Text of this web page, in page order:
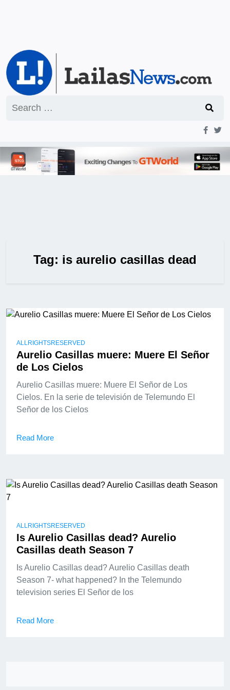
for:
Tag: is aurelio casillas dead
ALLRIGHTSRESERVED
Aurelio Casillas muere: Muere El Señor
de Los Cielos
Aurelio Casillas muere: Muere El Señor de Los
Cielos. En la serie de televisión de Telemundo El
Señor de los Cielos
Read More
ALLRIGHTSRESERVED
Is Aurelio Casillas dead? Aurelio
Casillas death Season 7
Is Aurelio Casillas dead? Aurelio Casillas death
Season 7- what happened? In the Telemundo
television series El Señor de los
Read More